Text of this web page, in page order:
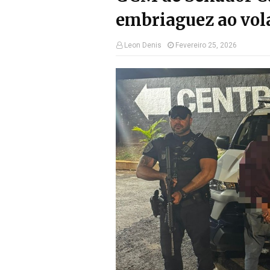
embriaguez ao
Leon Denis Fevereiro 25, 2026